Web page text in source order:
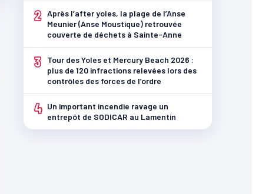
2 Après l’after yoles, la plage de l’Anse
Meunier (Anse Moustique) retrouvée
couverte de déchets à Sainte-Anne
3
Tour des Yoles et Mercury Beach 2026 :
plus de 120 infractions relevées lors des
contrôles des forces de l’ordre
4 Un important incendie ravage un
entrepôt de SODICAR au Lamentin